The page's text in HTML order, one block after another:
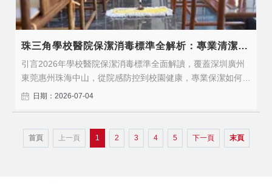
珠三角學校醫院保潔消毒標準全解析：專業清潔守護健康安全
引言2026年學校醫院保潔消毒標準全面解讀，覆蓋深圳廣州
東莞惠州珠海中山，從院感防控到校園健康，專業保潔如何守
護師生患者的健康安全。2026年，隨著行業標準的持續升級
心價值醫院保潔、學校保潔、..
日期：2026-07-04
首頁 上一頁 1 2 3 4 5 下一頁 末頁